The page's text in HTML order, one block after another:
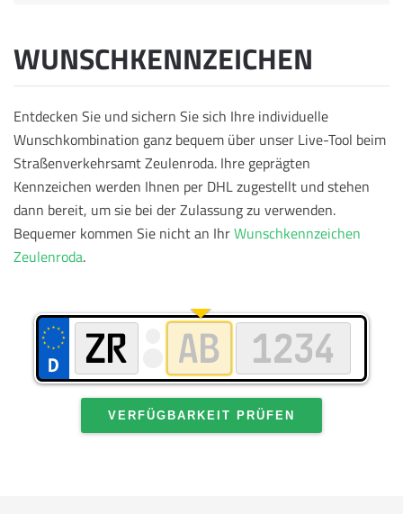
WUNSCHKENNZEICHEN
Entdecken Sie und sichern Sie sich Ihre individuelle
Wunschkombination ganz bequem über unser Live-Tool beim
Straßenverkehrsamt Zeulenroda. Ihre geprägten
Kennzeichen werden Ihnen per DHL zugestellt und stehen
dann bereit, um sie bei der Zulassung zu verwenden.
Bequemer kommen Sie nicht an IhrWunschkennzeichen
Zeulenroda.
VERFÜGBARKEIT PRÜFEN